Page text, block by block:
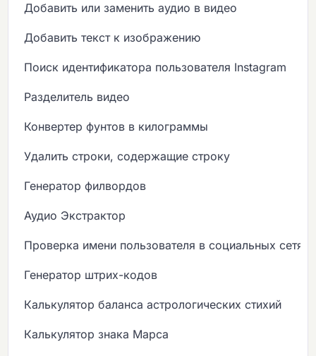
Добавить или заменить аудио в видео
Добавить текст к изображению
Поиск идентификатора пользователя Instagram
Разделитель видео
Конвертер фунтов в килограммы
Удалить строки, содержащие строку
Генератор филвордов
Аудио Экстрактор
Проверка имени пользователя в социальных сетях
Генератор штрих-кодов
Калькулятор баланса астрологических стихий
Калькулятор знака Марса